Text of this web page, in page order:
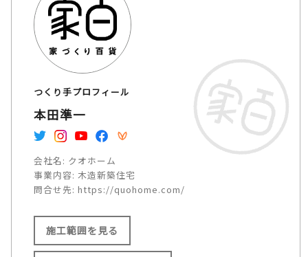
つくり手プロフィール
本田準一
会社名: クオホーム
事業内容: 木造新築住宅
問合せ先: https://quohome.com/
施工範囲を見る